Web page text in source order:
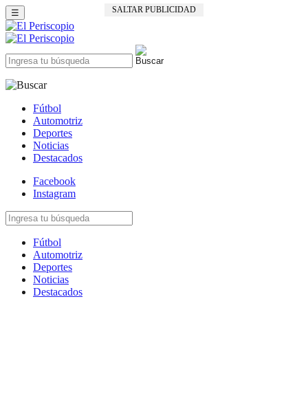
SALTAR PUBLICIDAD
☰
Fútbol
Automotriz
Deportes
Noticias
Destacados
Facebook
Instagram
Fútbol
Automotriz
Deportes
Noticias
Destacados